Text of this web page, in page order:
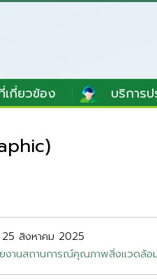
เกี่ยวข้อง บริการป
25 สิงหาคม 2025
ยงานสถานการณ์คุณภาพสิ่งแวดล้อ